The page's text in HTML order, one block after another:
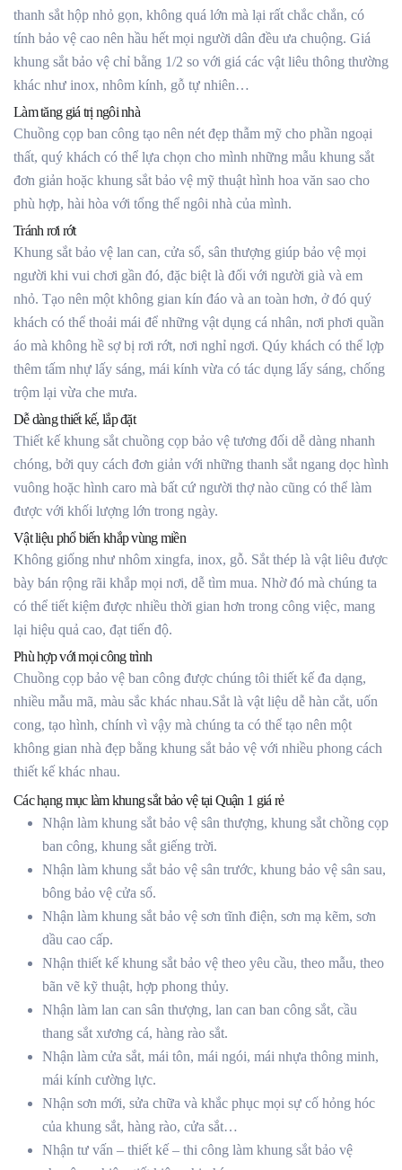
thanh sắt hộp nhỏ gọn, không quá lớn mà lại rất chắc chắn, có
tính bảo vệ cao nên hầu hết mọi người dân đều ưa chuộng. Giá
khung sắt bảo vệ chỉ bằng 1/2 so với giá các vật liêu thông thường
khác như inox, nhôm kính, gỗ tự nhiên…
Làm tăng giá trị ngôi nhà
Chuồng cọp ban công tạo nên nét đẹp thẫm mỹ cho phần ngoại
thất, quý khách có thể lựa chọn cho mình những mẫu khung sắt
đơn giản hoặc khung sắt bảo vệ mỹ thuật hình hoa văn sao cho
phù hợp, hài hòa với tổng thể ngôi nhà của mình.
Tránh rơi rớt
Khung sắt bảo vệ lan can, cửa sổ, sân thượng giúp bảo vệ mọi
người khi vui chơi gần đó, đặc biệt là đối với người già và em
nhỏ. Tạo nên một không gian kín đáo và an toàn hơn, ở đó quý
khách có thể thoải mái để những vật dụng cá nhân, nơi phơi quần
áo mà không hề sợ bị rơi rớt, nơi nghỉ ngơi. Qúy khách có thể lợp
thêm tấm nhự lấy sáng, mái kính vừa có tác dụng lấy sáng, chống
trộm lại vừa che mưa.
Dễ dàng thiết kế, lắp đặt
Thiết kế khung sắt chuồng cọp bảo vệ tương đối dễ dàng nhanh
chóng, bởi quy cách đơn giản với những thanh sắt ngang dọc hình
vuông hoặc hình caro mà bất cứ người thợ nào cũng có thể làm
được với khối lượng lớn trong ngày.
Vật liệu phổ biến khắp vùng miền
Không giống như nhôm xingfa, inox, gỗ. Sắt thép là vật liêu được
bày bán rộng rãi khắp mọi nơi, dễ tìm mua. Nhờ đó mà chúng ta
có thể tiết kiệm được nhiều thời gian hơn trong công việc, mang
lại hiệu quả cao, đạt tiến độ.
Phù hợp với mọi công trình
Chuồng cọp bảo vệ ban công được chúng tôi thiết kế đa dạng,
nhiều mẫu mã, màu sắc khác nhau.Sắt là vật liệu dễ hàn cắt, uốn
cong, tạo hình, chính vì vậy mà chúng ta có thể tạo nên một
không gian nhà đẹp bằng khung sắt bảo vệ với nhiều phong cách
thiết kế khác nhau.
Các hạng mục làm khung sắt bảo vệ tại Quận 1 giá rẻ
Nhận làm khung sắt bảo vệ sân thượng, khung sắt chồng cọp
ban công, khung sắt giếng trời.
Nhận làm khung sắt bảo vệ sân trước, khung bảo vệ sân sau,
bông bảo vệ cửa sổ.
Nhận làm khung sắt bảo vệ sơn tĩnh điện, sơn mạ kẽm, sơn
dầu cao cấp.
Nhận thiết kế khung sắt bảo vệ theo yêu cầu, theo mẫu, theo
bãn vẽ kỹ thuật, hợp phong thủy.
Nhận làm lan can sân thượng, lan can ban công sắt, cầu
thang sắt xương cá, hàng rào sắt.
Nhận làm cửa sắt, mái tôn, mái ngói, mái nhựa thông minh,
mái kính cường lực.
Nhận sơn mới, sửa chữa và khắc phục mọi sự cố hỏng hóc
của khung sắt, hàng rào, cửa sắt…
Nhận tư vấn – thiết kế – thi công làm khung sắt bảo vệ